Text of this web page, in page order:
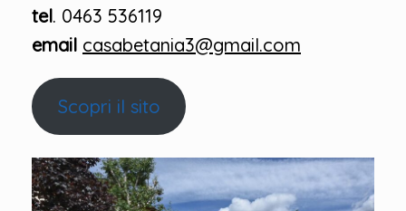
tel. 0463 536119
email casabetania3@gmail.com
Scopri il sito